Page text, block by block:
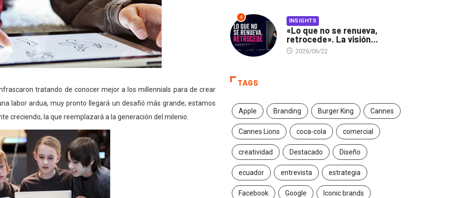
tratando de conocer mejor a los millennials para de crear
labor ardua, muy pronto llegará un desafió más grande; estamos
creciendo, la que reemplazará a la generación del milenio.
4 INSIGHTS
«Lo que no se renueva,
retrocede». La visión...
2026/06/22
TAGS
Apple Branding Burger King Cannes
Cannes Lions coca-cola comercial
creatividad Destacado Diseño
ecuador entrevista estrategia
Facebook Google Iconic brands